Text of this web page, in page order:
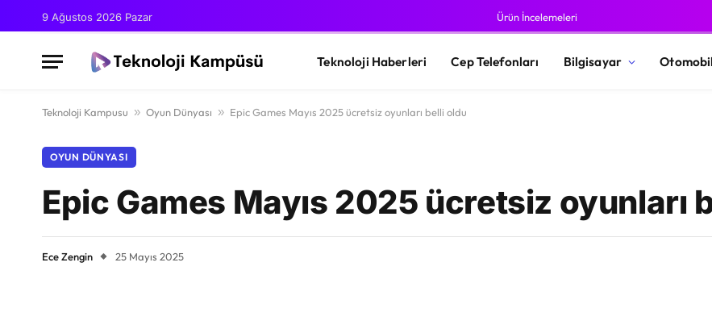
9 Ağustos 2026 Pazar Ürün İncelemeleri
Teknoloji Haberleri Cep Telefonları Bilgisayar Otomobil
Teknoloji Kampusu » Oyun Dünyası » Epic Games Mayıs 2025 ücretsiz oyunları belli oldu
OYUN DÜNYASI
Epic Games Mayıs 2025 ücretsiz oyunları
Ece Zengin 25 Mayıs 2025